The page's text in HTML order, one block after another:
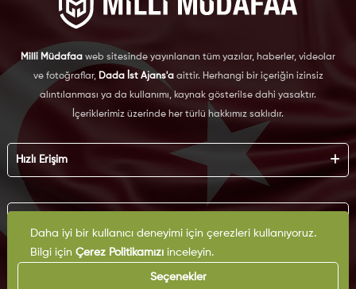
Milli Müdafaa web sitesinde yayınlanan tüm yazılar, haberler, videolar
ve fotoğraflar, Dada İst Ajans'aaittir. Herhangi bir içeriğin izinsiz
alıntılanması ya da kullanımı, kaynak gösterilse dahi yasaktır.
İçeriklerimiz üzerinde her türlü hakkımız saklıdır.
Hızlı Erişim
Künye
Reklam
İş Birliği
Arşiv
İletişim
KVKK
Çerez Politikası
Daha iyi bir kullanıcı deneyimi için çerezleri kullanıyoruz.
Bilgi için Çerez Politikamızıinceleyin.
Seçenekler